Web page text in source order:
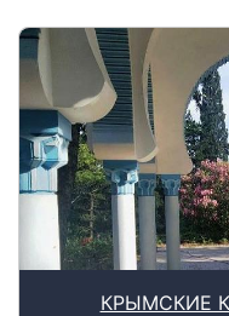
КРЫМСКИЕ